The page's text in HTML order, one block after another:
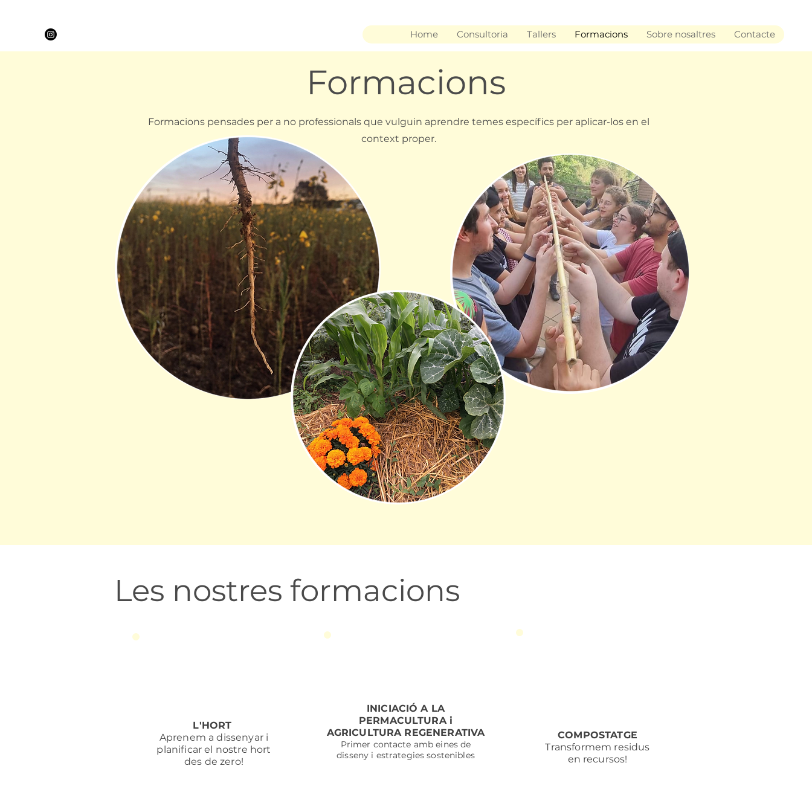
Home Consultoria Tallers Formacions Sobre nosaltres Contacte
Formacions
Formacions pensades per a no professionals que vulguin aprendre temes específics per aplicar-los en el
context proper.
Les nostres formacions
L'HORT
Aprenem a dissenyar i
planificar el nostre hort
des de zero!
INICIACIÓ A LA
PERMACULTURA i
AGRICULTURA REGENERATIVA
Primer contacte amb eines de
disseny i estrategies sostenibles
COMPOSTATGE
Transformem residus
en recursos!